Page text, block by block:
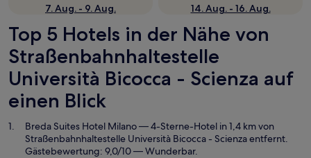
7. Aug. - 9. Aug.
14. Aug. - 16. Aug.
Top 5 Hotels in der Nähe von
Straßenbahnhaltestelle
Università Bicocca - Scienza auf
einen Blick
Breda Suites Hotel Milano— 4-Sterne-Hotel in 1,4 km von
Straßenbahnhaltestelle Università Bicocca - Scienza entfernt.
Gästebewertung: 9,0/10 — Wunderbar.